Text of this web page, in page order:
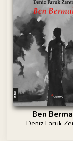
Ben
Deniz Faruk